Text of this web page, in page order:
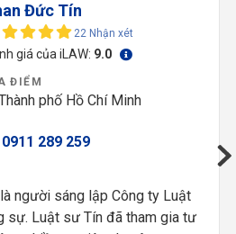
Đức Tín
22 Nhận xét
giá của iLAW: 9.0
ĐIỂM
phố Hồ Chí Minh
0911 289 259
người sáng lập Công ty Luật
sự. Luật sư Tín đã tham gia tư